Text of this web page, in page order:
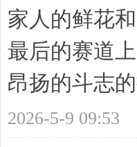
网家人的鲜花
最后的赛道
昂扬的斗志
2026-5-9 09:53